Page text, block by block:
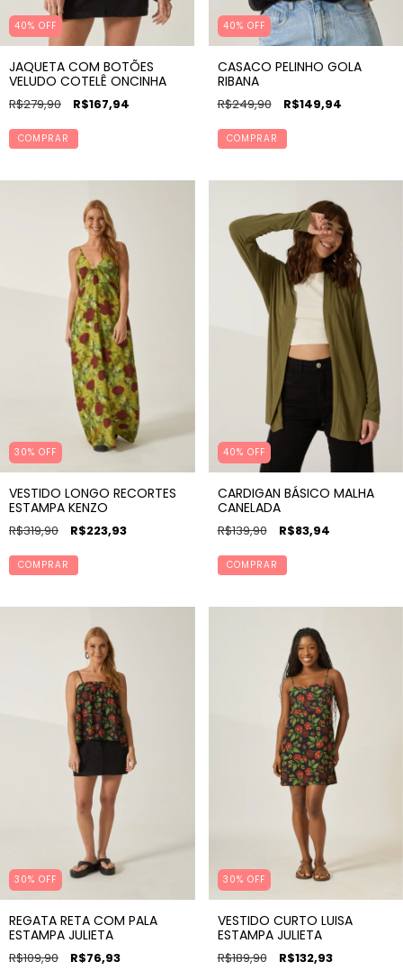
40% OFF
JAQUETA COM BOTÕES
VELUDO COTELÊ ONCINHA
R$279,90 R$167,94
COMPRAR
40% OFF
CASACO PELINHO GOLA
RIBANA
R$249,90 R$149,94
COMPRAR
30% OFF
VESTIDO LONGO RECORTES
ESTAMPA KENZO
R$319,90 R$223,93
COMPRAR
40% OFF
CARDIGAN BÁSICO MALHA
CANELADA
R$139,90 R$83,94
COMPRAR
30% OFF
REGATA RETA COM PALA
ESTAMPA JULIETA
R$109,90 R$76,93
30% OFF
VESTIDO CURTO LUISA
ESTAMPA JULIETA
R$189,90 R$132,93